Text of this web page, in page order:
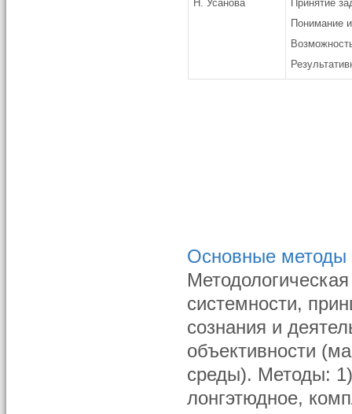
Н. Усанова
Принятие
Понимание
Основные методы
системности,
сознания и
объективности
среды). Методы:
лонгэтюдное,